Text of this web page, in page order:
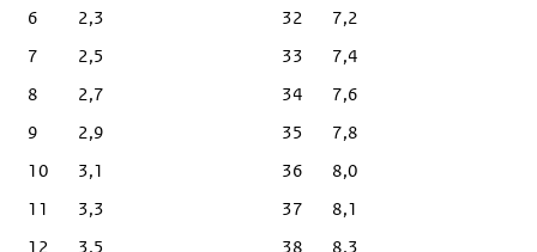
6
2,3
7
2,5
8
2,7
9
2,9
10
3,1
11
3,3
12
3,5
32
7,2
33
7,4
34
7,6
35
7,8
36
8,0
37
8,1
38
8,3